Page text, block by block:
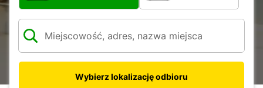
Wybierz lokalizację odbioru